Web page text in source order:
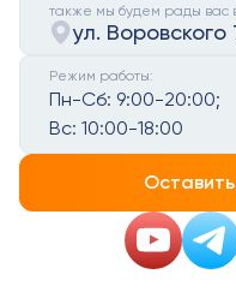
также мы будем рады вас
ул.
Режим работы:
Пн-Сб: 9:00-20:00;
Вс: 10:00-18:00